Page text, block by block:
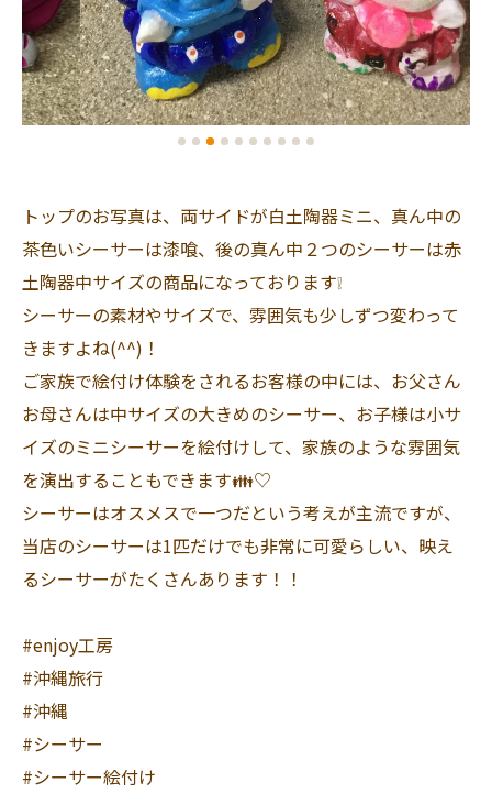
トップのお写真は、両サイドが白土陶器ミニ、真ん中の
茶色いシーサーは漆喰、後の真ん中２つのシーサーは赤
土陶器中サイズの商品になっております❕
シーサーの素材やサイズで、雰囲気も少しずつ変わって
きますよね(^^)！
ご家族で絵付け体験をされるお客様の中には、お父さん
お母さんは中サイズの大きめのシーサー、お子様は小サ
イズのミニシーサーを絵付けして、家族のような雰囲気
を演出することもできます👪♡
シーサーはオスメスで一つだという考えが主流ですが、
当店のシーサーは1匹だけでも非常に可愛らしい、映え
るシーサーがたくさんあります！！
#enjoy工房
#沖縄旅行
#沖縄
#シーサー
#シーサー絵付け